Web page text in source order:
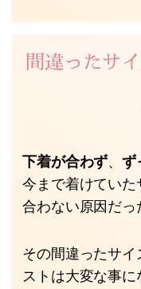
間違ったサ
下着が合わず、 ず
今まで着けてい
合わない原因だっ
その間違ったサ
ストは大変な事